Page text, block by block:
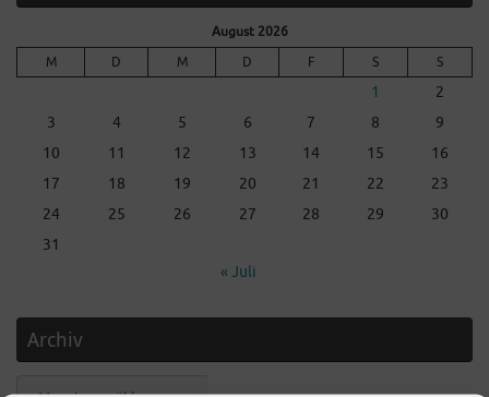
August 2026
M
D M D F S S
1
2
3
4 5 6 7 8
9
10
11 12 13 14 15
16
17
18 19 20 21 22
23
24
25 26 27 28 29
30
31
« Juli
Archiv